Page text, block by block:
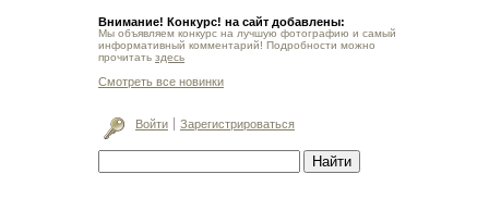
Внимание! Конкурс! на сайт добавлены:
Мы объявляем конкурс на лучшую фотографию и самый
информативный комментарий! Подробности можно
прочитать здесь
Смотреть все новинки
Войти Зарегистрироваться